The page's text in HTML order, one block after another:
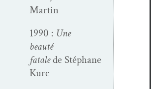
Martin
1990 : Une
beauté
fatalede Stéphane
Kurc